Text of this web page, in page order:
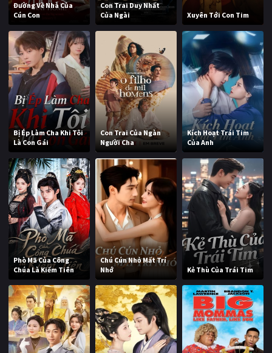
Đường Về Nhà Của
Cún Con
Con Trai Duy Nhất
Của Ngài
Xuyên Tới Con Tim
Bị Ép Làm Cha Khi Tôi
Là Con Gái
Con Trai Của Ngàn
Người Cha
Kích Hoạt Trái Tim
Của Anh
Phò Mã Của Công
Chúa Là Kiếm Tiên
Chú Cún Nhỏ Mất Trí
Nhớ
Kẻ Thù Của Trái Tim